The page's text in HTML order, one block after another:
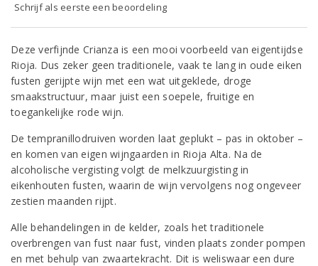
Schrijf als eerste een beoordeling
Deze verfijnde Crianza is een mooi voorbeeld van eigentijdse
Rioja. Dus zeker geen traditionele, vaak te lang in oude eiken
fusten gerijpte wijn met een wat uitgeklede, droge
smaakstructuur, maar juist een soepele, fruitige en
toegankelijke rode wijn.
De tempranillodruiven worden laat geplukt – pas in oktober –
en komen van eigen wijngaarden in Rioja Alta. Na de
alcoholische vergisting volgt de melkzuurgisting in
eikenhouten fusten, waarin de wijn vervolgens nog ongeveer
zestien maanden rijpt.
Alle behandelingen in de kelder, zoals het traditionele
overbrengen van fust naar fust, vinden plaats zonder pompen
en met behulp van zwaartekracht. Dit is weliswaar een dure